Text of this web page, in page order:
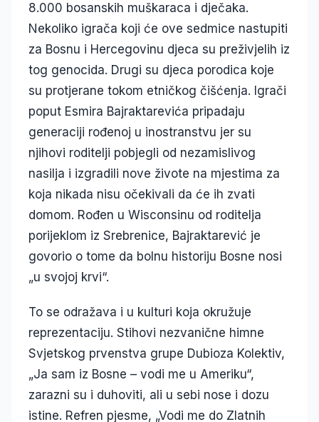
8.000 bosanskih muškaraca i dječaka.
Nekoliko igrača koji će ove sedmice nastupiti
za Bosnu i Hercegovinu djeca su preživjelih iz
tog genocida. Drugi su djeca porodica koje
su protjerane tokom etničkog čišćenja. Igrači
poput Esmira Bajraktarevića pripadaju
generaciji rođenoj u inostranstvu jer su
njihovi roditelji pobjegli od nezamislivog
nasilja i izgradili nove živote na mjestima za
koja nikada nisu očekivali da će ih zvati
domom. Rođen u Wisconsinu od roditelja
porijeklom iz Srebrenice, Bajraktarević je
govorio o tome da bolnu historiju Bosne nosi
„u svojoj krvi“.
To se odražava i u kulturi koja okružuje
reprezentaciju. Stihovi nezvanične himne
Svjetskog prvenstva grupe Dubioza Kolektiv,
„Ja sam iz Bosne – vodi me u Ameriku“,
zarazni su i duhoviti, ali u sebi nose i dozu
istine. Refren pjesme, „Vodi me do Zlatnih